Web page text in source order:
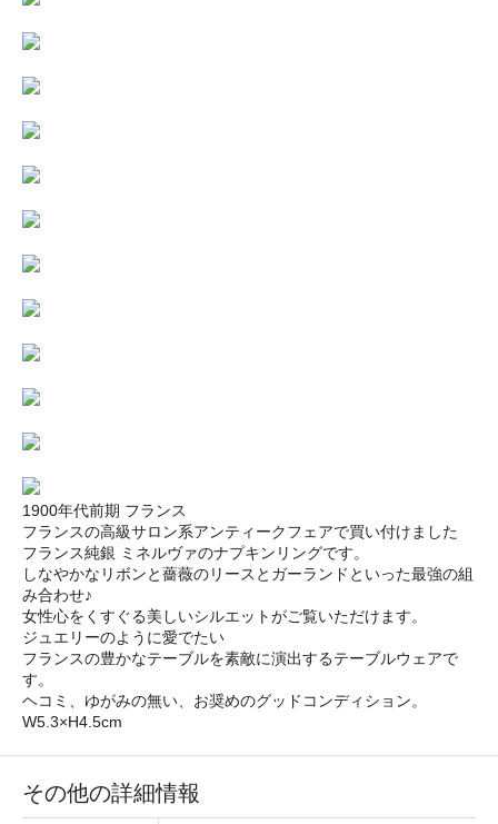
1900年代前期 フランス
フランスの高級サロン系アンティークフェアで買い付けました
フランス純銀 ミネルヴァのナプキンリングです。
しなやかなリボンと薔薇のリースとガーランドといった最強の組
み合わせ♪
女性心をくすぐる美しいシルエットがご覧いただけます。
ジュエリーのように愛でたい
フランスの豊かなテーブルを素敵に演出するテーブルウェアで
す。
ヘコミ、ゆがみの無い、お奨めのグッドコンディション。
W5.3×H4.5cm
その他の詳細情報